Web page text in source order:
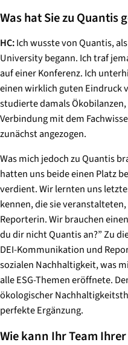
Was hat Sie zu Quantis
HC:Ich wusste von Quantis,
University begann. Ich traf
auf einer Konferenz. Ich
einen wirklich guten Eindruck
studierte damals
Verbindung mit dem
zunächst angezogen.
Was mich jedoch zu Quantis
hatten uns beide einen Platz
verdient. Wir lernten uns
kennen, die sie
Reporterin. Wir brauchen
du dir nicht Quantis an?” Zu
DEI-Kommunikation und
sozialen Nachhaltigkeit, was
alle ESG-Themen eröffnete.
ökologischer
perfekte Ergänzung.
Wie kann Ihr Team